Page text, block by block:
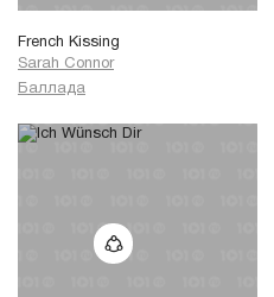
French Kissing
Sarah Connor
Баллада